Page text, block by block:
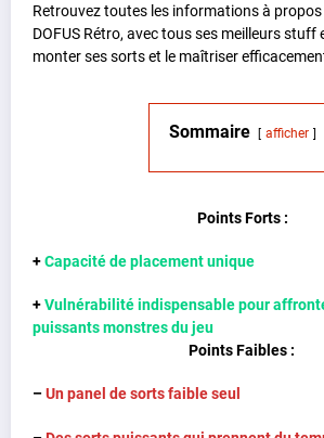
Retrouvez toutes les informations à
DOFUS Rétro, avec tous ses meilleurs stuff
monter ses sorts et le maîtriser
Sommaire afficher
Points Forts :
+Capacité de placement unique
+Vulnérabilité indispensable pour
puissants monstres du jeu
Points Faibles :
–Un panel de sorts faible seul